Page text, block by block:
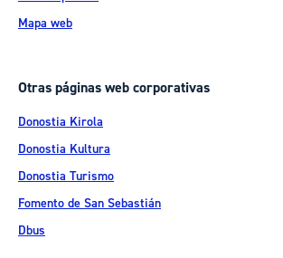
Mapa web
Otras páginas web corporativas
Donostia Kirola
Donostia Kultura
Donostia Turismo
Fomento de San Sebastián
Dbus